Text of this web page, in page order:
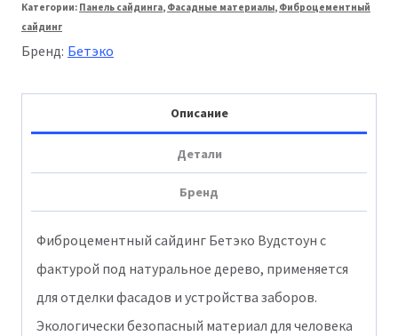
Фиброцементный
сайдинг
Ral
8017
Категории: Панель сайдинга, Фасадные материалы, Фиброцементный
сайдинг
Бренд: Бетэко
Описание
Детали
Бренд
Фиброцементный сайдинг Бетэко Вудстоун с
фактурой под натуральное дерево, применяется
для отделки фасадов и устройства заборов.
Экологически безопасный материал для человека